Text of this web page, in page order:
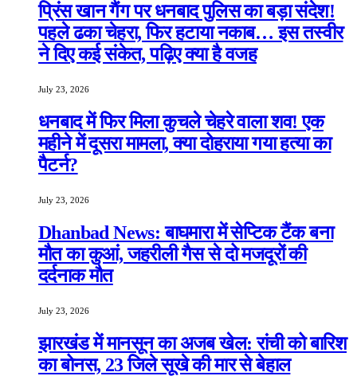
प्रिंस खान गैंग पर धनबाद पुलिस का बड़ा संदेश!
पहले ढका चेहरा, फिर हटाया नकाब… इस तस्वीर
ने दिए कई संकेत, पढ़िए क्या है वजह
July 23, 2026
धनबाद में फिर मिला कुचले चेहरे वाला शव! एक
महीने में दूसरा मामला, क्या दोहराया गया हत्या का
पैटर्न?
July 23, 2026
Dhanbad News: बाघमारा में सेप्टिक टैंक बना
मौत का कुआं, जहरीली गैस से दो मजदूरों की
दर्दनाक मौत
July 23, 2026
झारखंड में मानसून का अजब खेल: रांची को बारिश
का बोनस, 23 जिले सूखे की मार से बेहाल